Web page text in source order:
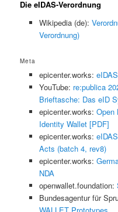
Die eIDAS-Verordnung
Wikipedia (de):
Verordnung)
Meta
epicenter.works:
YouTube: re:publica
Brieftasche: Das eID
epicenter.works: Open
Identity Wallet [PDF]
epicenter.works:
Acts (batch 4, rev8)
epicenter.works:
NDA
openwallet.foundation:
Bundesagentur für